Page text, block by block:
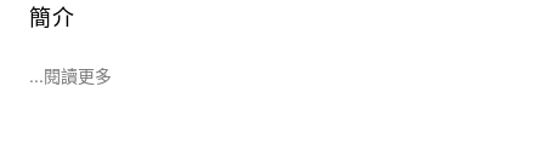
簡介
...閱讀更多